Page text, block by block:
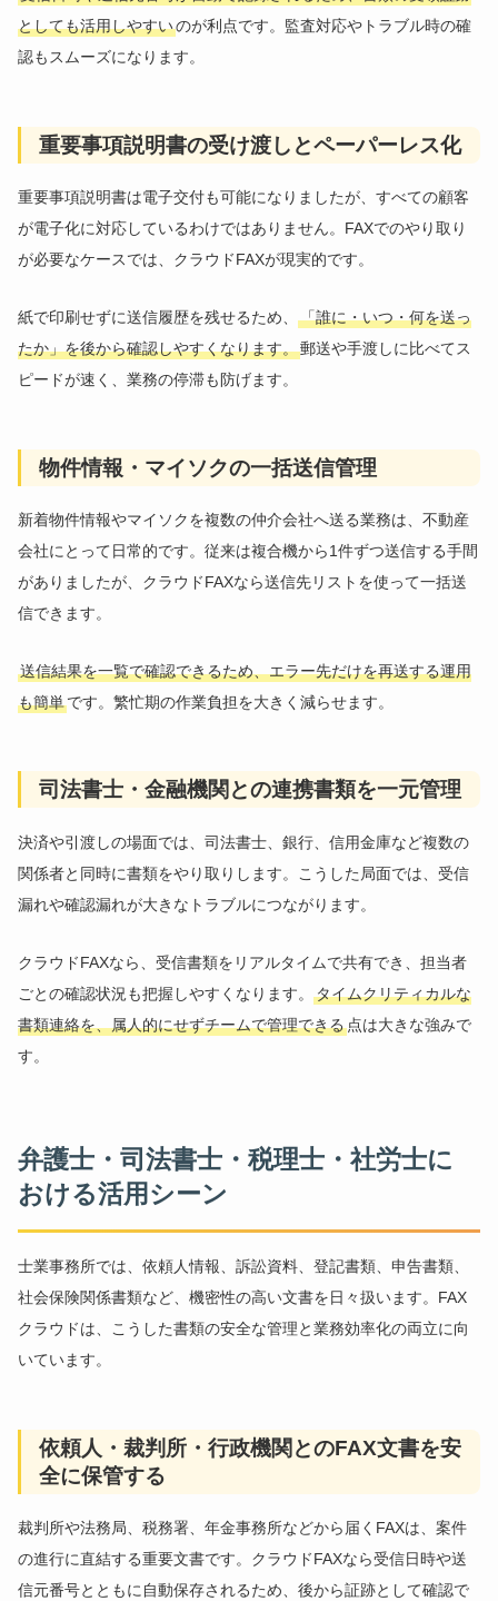
としても活用しやすいのが利点です。監査対応やトラブル時の確
認もスムーズになります。
重要事項説明書の受け渡しとペーパーレス化
重要事項説明書は電子交付も可能になりましたが、すべての顧客
が電子化に対応しているわけではありません。FAXでのやり取り
が必要なケースでは、クラウドFAXが現実的です。
紙で印刷せずに送信履歴を残せるため、「誰に・いつ・何を送っ
たか」を後から確認しやすくなります。郵送や手渡しに比べてス
ピードが速く、業務の停滞も防げます。
物件情報・マイソクの一括送信管理
新着物件情報やマイソクを複数の仲介会社へ送る業務は、不動産
会社にとって日常的です。従来は複合機から1件ずつ送信する手間
がありましたが、クラウドFAXなら送信先リストを使って一括送
信できます。
送信結果を一覧で確認できるため、エラー先だけを再送する運用
も簡単です。繁忙期の作業負担を大きく減らせます。
司法書士・金融機関との連携書類を一元管理
決済や引渡しの場面では、司法書士、銀行、信用金庫など複数の
関係者と同時に書類をやり取りします。こうした局面では、受信
漏れや確認漏れが大きなトラブルにつながります。
クラウドFAXなら、受信書類をリアルタイムで共有でき、担当者
ごとの確認状況も把握しやすくなります。タイムクリティカルな
書類連絡を、属人的にせずチームで管理できる 点は大きな強みで
す。
弁護士・司法書士・税理士・社労士に
おける活用シーン
士業事務所では、依頼人情報、訴訟資料、登記書類、申告書類、
社会保険関係書類など、機密性の高い文書を日々扱います。FAX
クラウドは、こうした書類の安全な管理と業務効率化の両立に向
いています。
依頼人・裁判所・行政機関とのFAX文書を安
全に保管する
裁判所や法務局、税務署、年金事務所などから届くFAXは、案件
の進行に直結する重要文書です。クラウドFAXなら受信日時や送
信元番号とともに自動保存されるため、後から証跡として確認で